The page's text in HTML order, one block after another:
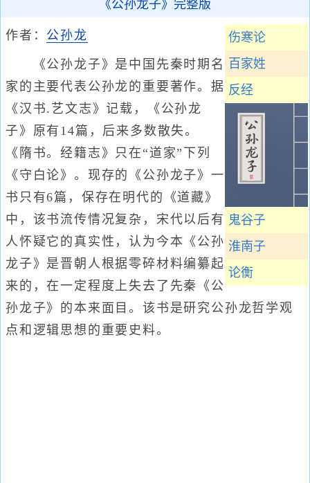
《公孙龙子》完整版
伤寒论
百家姓
反经
鬼谷子
淮南子
论衡
作者： 公孙龙
《公孙龙子》是中国先秦时期名
家的主要代表公孙龙的重要著作。据
《汉书.艺文志》记载，《公孙龙
子》原有14篇，后来多数散失。
《隋书。经籍志》只在“道家”下列
《守白论》。现存的《公孙龙子》一
书只有6篇，保存在明代的《道藏》
中，该书流传情况复杂，宋代以后有
人怀疑它的真实性，认为今本《公孙
龙子》是晋朝人根据零碎材料编纂起
来的，在一定程度上失去了先秦《公
孙龙子》的本来面目。该书是研究公孙龙哲学观
点和逻辑思想的重要史料。